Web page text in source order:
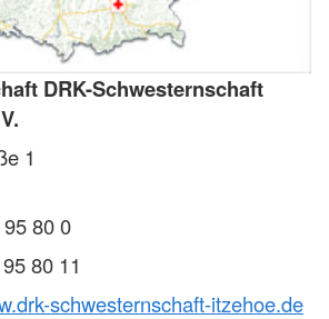
DRK-Schwesternschaft
1
80 0
80 11
schwesternschaft-itzehoe.de